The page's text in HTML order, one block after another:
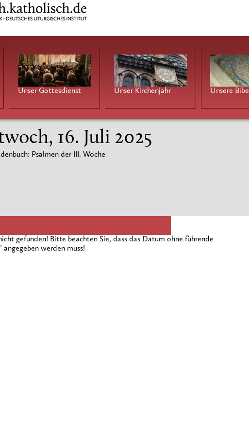
Unser Gottesdienst Unser Kirchenjahr Unsere Bibel
16. Juli 2025
Psalmen der III. Woche
gefunden! Bitte beachten Sie, dass das Datum ohne führende
angegeben werden muss!